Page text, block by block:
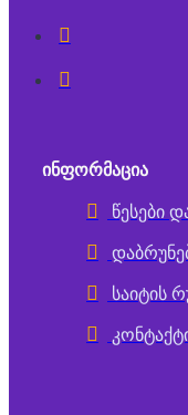
ᲘᲜᲤᲝᲠᲛᲐᲪᲘᲐ
წესები
საიტის